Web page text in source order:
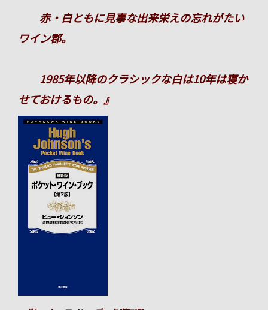
赤・白ともに見事な出来栄えの忘れがたい
ワイン郡。
1985年以降のクラシックな白は10年は寝か
せておけるもの。』